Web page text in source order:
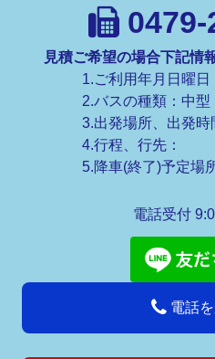
0479-
見積ご希望の場合下記情
1.ご利用年月日曜日
2.バスの種類：中
3.出発場所、出発時
4.行程、行先：
5.降車(終了)予定場
電話受付
電話を